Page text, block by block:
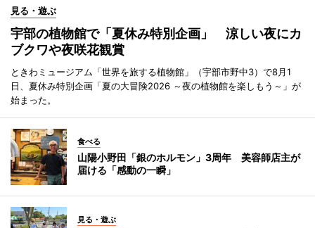
見る・遊ぶ
宇部の植物館で「夏休み特別企画」 涼しい夜にカ
ブクワや夜咲花観賞
ときわミュージアム「世界を旅する植物館」（宇部市野中3）で8月1
日、夏休み特別企画「夏の大冒険2026 ～夜の植物館を楽しもう～」が
始まった。
食べる
山陽小野田「銀のホルモン」3周年 美容師店主が
届ける「感動の一瞬」
見る・遊ぶ